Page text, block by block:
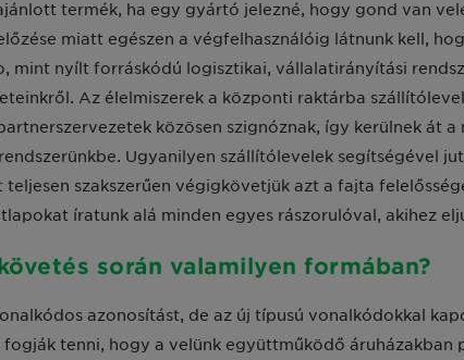
termék, ha egy gyártó jelezné, hogy gond van
miatt egészen a végfelhasználóig látnunk kell,
mint nyílt forráskódú logisztikai, vállalatirányítási
Az élelmiszerek a központi raktárba
közösen szignóznak, így kerülnek át
Ugyanilyen szállítólevelek segítségével
teljesen szakszerűen végigkövetjük azt a fajta
íratunk alá minden egyes rászorulóval, akihez
során valamilyen formában?
azonosítást, de az új típusú vonalkódokkal
tenni, hogy a velünk együttműködő áruházakban